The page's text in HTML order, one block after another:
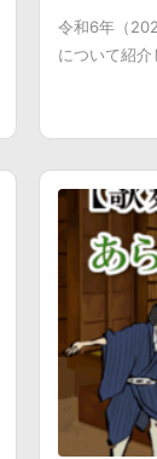
令和6年（
について紹